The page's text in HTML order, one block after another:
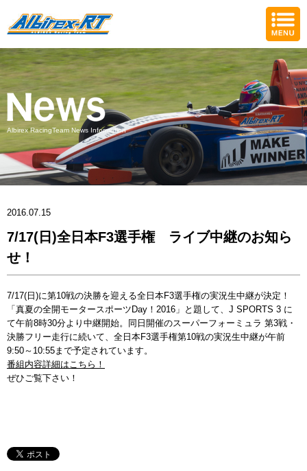
Albirex RacingTeam News Information
2016.07.15
7/17(日)全日本F3選手権 ライブ中継のお知ら
せ！
7/17(日)に第10戦の決勝を迎える全日本F3選手権の実況生中継が決定！
「真夏の全開モータースポーツDay！2016」と題して、J SPORTS 3 に
て午前8時30分より中継開始。同日開催のスーパーフォーミュラ 第3戦・
決勝フリー走行に続いて、全日本F3選手権第10戦の実況生中継が午前
9:50～10:55まで予定されています。
番組内容詳細はこちら！
ぜひご覧下さい！